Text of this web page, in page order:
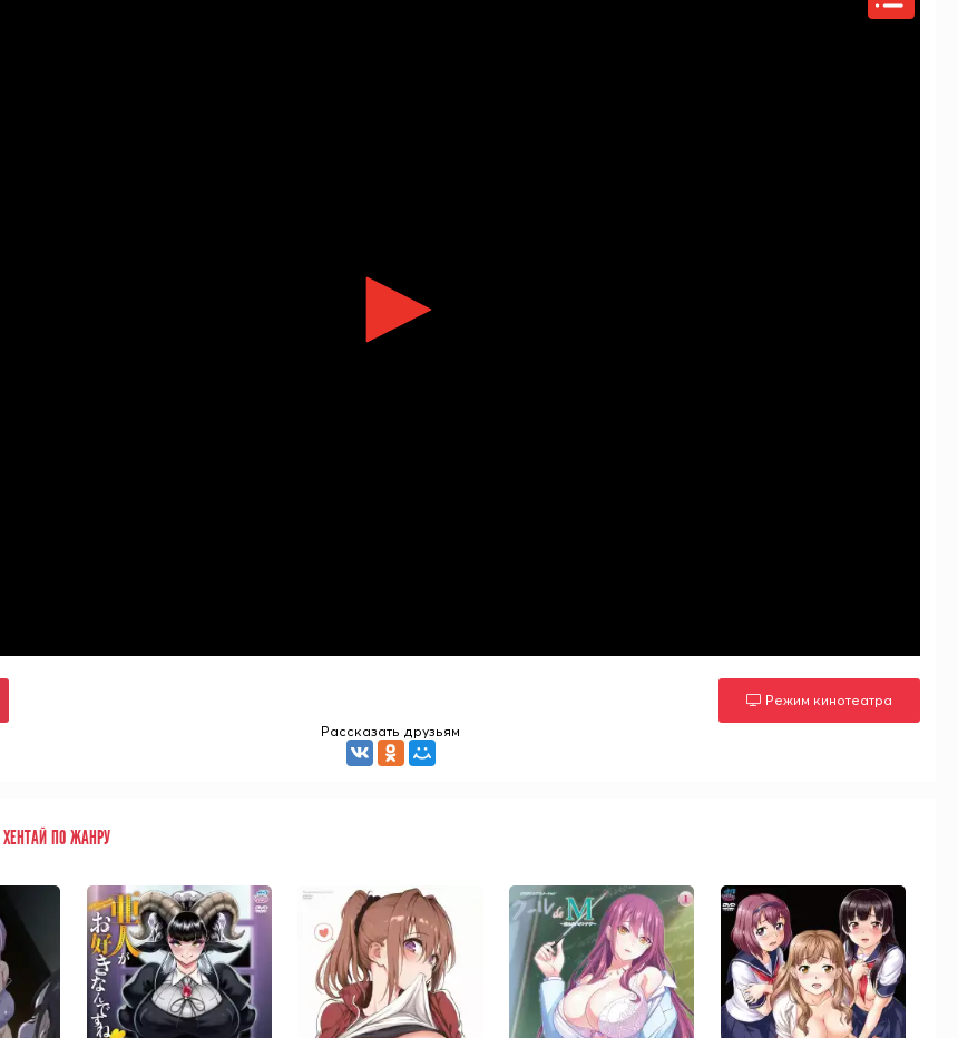
Режим кинотеатра
Рассказать друзьям
ХЕНТАЙ ПО ЖАНРУ